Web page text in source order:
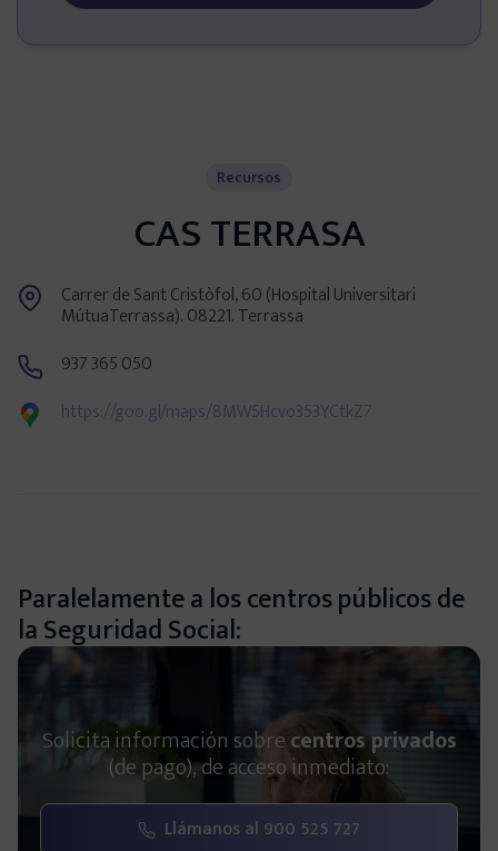
Centros en tu provincia
Valencia
Sevilla
Bilbao
Oviedo
Zaragoza
Murcia
Toledo
Recursos
CAS TERRASA
Carrer de Sant Cristòfol, 60 (Hospital Universitari
MútuaTerrassa). 08221. Terrassa
937 365 050
https://goo.gl/maps/8MW5Hcvo353YCtkZ7
Paralelamente a los centros públicos de
la Seguridad Social:
Solicita información sobrecentros privados
(de pago), de acceso inmediato:
Llámanos al 900 525 727